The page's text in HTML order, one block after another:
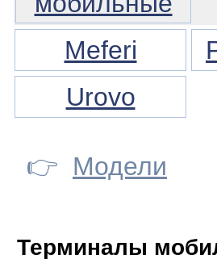
Meferi
Urovo
👉 Модели
Терминалы